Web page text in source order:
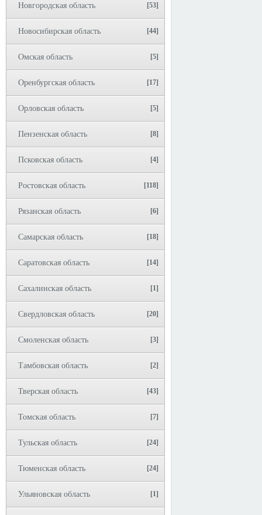
Новгородская область [53]
Новосибирская область [44]
Омская область [5]
Оренбургская область [17]
Орловская область [5]
Пензенская область [8]
Псковская область [4]
Ростовская область [118]
Рязанская область [6]
Самарская область [18]
Саратовская область [14]
Сахалинская область [1]
Свердловская область [20]
Смоленская область [3]
Тамбовская область [2]
Тверская область [43]
Томская область [7]
Тульская область [24]
Тюменская область [24]
Ульяновская область [1]